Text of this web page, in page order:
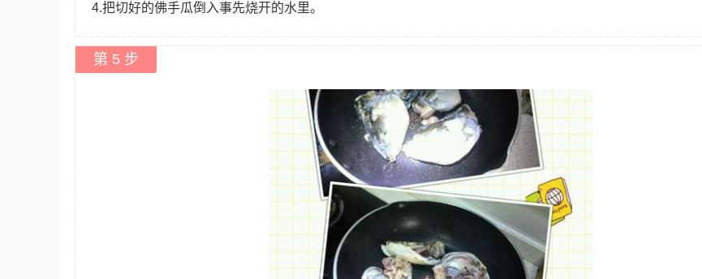
4.把切好的佛手瓜倒入事先烧开的水里。
第 5 步